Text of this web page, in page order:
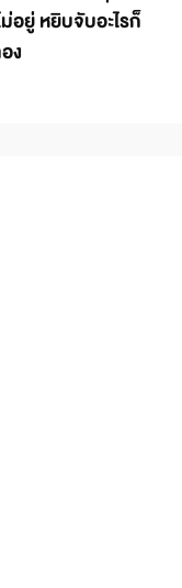
อยู่ หยิบจับอะไรก็
ง